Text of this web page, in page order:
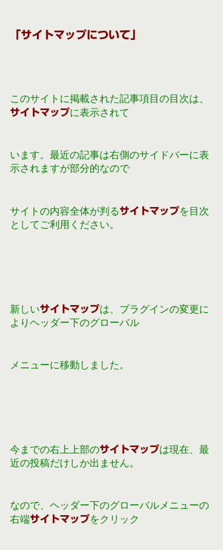
「サイトマップについて」
このサイトに掲載された記事項目の目次は、
サイトマップに表示されて
います。最近の記事は右側のサイドバーに表
示されますが部分的なので
サイトの内容全体が判るサイトマップを目次
としてご利用ください。
新しいサイトマップは、プラグインの変更に
よりヘッダー下のグローバル
メニューに移動しました。
今までの右上上部のサイトマップは現在、最
近の投稿だけしか出ません。
なので、ヘッダー下のグローバルメニューの
右端サイトマップをクリック